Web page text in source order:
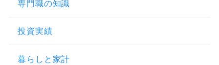
専門職の知識
投資実績
暮らしと家計